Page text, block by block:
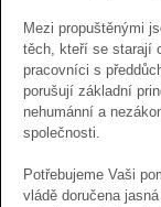
Mezi propuštěnými
těch, kteří se starají
pracovníci s
porušují základní
nehumánní a
společnosti.
Potřebujeme Vaši
vládě doručena